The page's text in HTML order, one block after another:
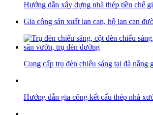
Hướng dẫn xây dựng nhà thép tiền chế
Gia công sản xuất lan can, hộ lan can
Cung cấp trụ đèn chiếu sáng tại đà nẵng
Hướng dẫn gia công kết cấu thép nhà